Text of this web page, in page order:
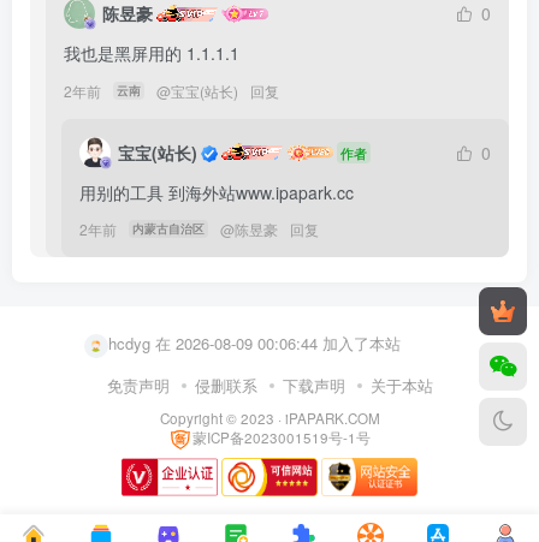
陈昱豪
0
我也是黑屏用的 1.1.1.1
2年前 云南 @宝宝(站长) 回复
宝宝(站长) 作者
0
用别的工具 到海外站www.ipapark.cc
2年前 内蒙古自治区 @陈昱豪 回复
X13igpippa 在 2026-08-08 19:08:00 加入了本站
hcdyg 在 2026-08-09 00:06:44 加入了本站
yzc123 在 2026-08-08 23:52:30 加入了本站
a2869245836 在 2026-08-08 23:06:53 加入了本站
user13123602 在 2026-08-08 20:12:30 加入了本站
Melody6 在 2026-08-08 19:54:49 加入了本站
user82341026 在 2026-08-08 19:36:04 加入了本站
免责声明 侵删联系 下载声明 关于本站
Copyright © 2023 · iPAPARK.COM
蒙ICP备2023001519号-1号